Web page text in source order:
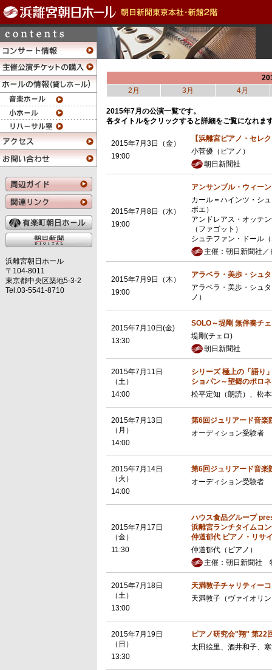
浜離宮朝日ホール
〒104-8011
東京都中央区築地5-3-2
Tel.03-5541-8710
2月
3月 4月
2015年7月の公演一覧です。
各タイトルをクリックすると詳細をご覧になれま
2015年7月3日（金）
19:00
【浜離宮ピアノ・セレ
小菅優（ピアノ）
朝日新聞社
2015年7月8日（水）
19:00
アンサンブル・ウィー
カール＝ハインツ・シ
ボエ）
アンドレアス・オッテ
（ファゴット）
シュテファン・ドール
主催：朝日新聞社
2015年7月9日（木）
19:00
アラベラ・美歩・シュ
アラベラ・美歩・シュ
ノ）
2015年7月10日(金)
13:30
SOLO～堤剛 無伴奏チ
堤剛(チェロ)
朝日新聞社
2015年7月11日
（土）
14:00
シリーズ 極上の「語り
ショパン～望郷のポロ
松平定知（朗読）、松
2015年7月13日
（月）
14:00
第6回ジュリアード音楽
オーディション受験者
2015年7月14日
（火）
14:00
第6回ジュリアード音楽
オーディション受験者
2015年7月17日
（金）
11:30
ハウス食品グループ
浜離宮ランチタイムコ
仲道郁代 ピアノ・リサ
仲道郁代（ピアノ）
主催：朝日新聞社
2015年7月18日
（土）
13:00
天満敦子チャリティー
天満敦子（ヴァイオリ
2015年7月19日
（日）
13:30
ピアノ研究会"翔" 第22
太田絵里、酒井和子、